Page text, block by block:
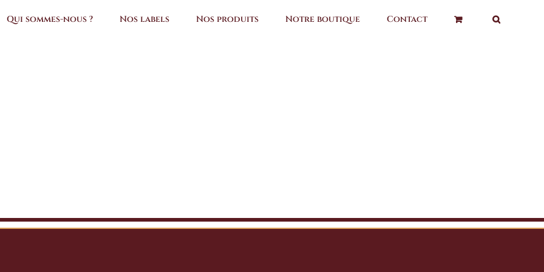
Qui sommes-nous ? Nos labels Nos produits Notre boutique Contact